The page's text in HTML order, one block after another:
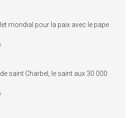
mondial pour la paix avec le pape
saint Charbel, le saint aux 30 000